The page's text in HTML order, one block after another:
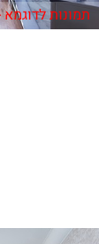
תמונות